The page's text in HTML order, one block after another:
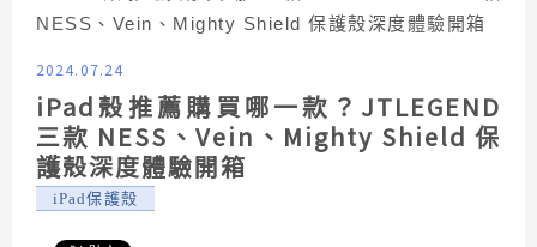
2024.07.24
iPad殼推薦購買哪一款？JTLEGEND
三款 NESS、Vein、Mighty Shield 保
護殼深度體驗開箱
iPad保護殼